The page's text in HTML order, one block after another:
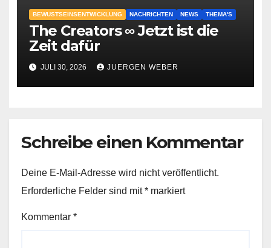
BEWUSTSEINSENTWICKLUNG NACHRICHTEN NEWS THEMA'S
The Creators ∞ Jetzt ist die
Zeit dafür
JULI 30, 2026 JUERGEN WEBER
Schreibe einen Kommentar
Deine E-Mail-Adresse wird nicht veröffentlicht.
Erforderliche Felder sind mit* markiert
Kommentar *